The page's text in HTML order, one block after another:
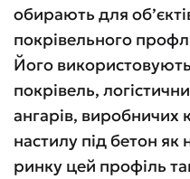
обирають для
покрівельного
Його
покрівель,
ангарів, виробничих
настилу під бетон як
ринку цей профіль